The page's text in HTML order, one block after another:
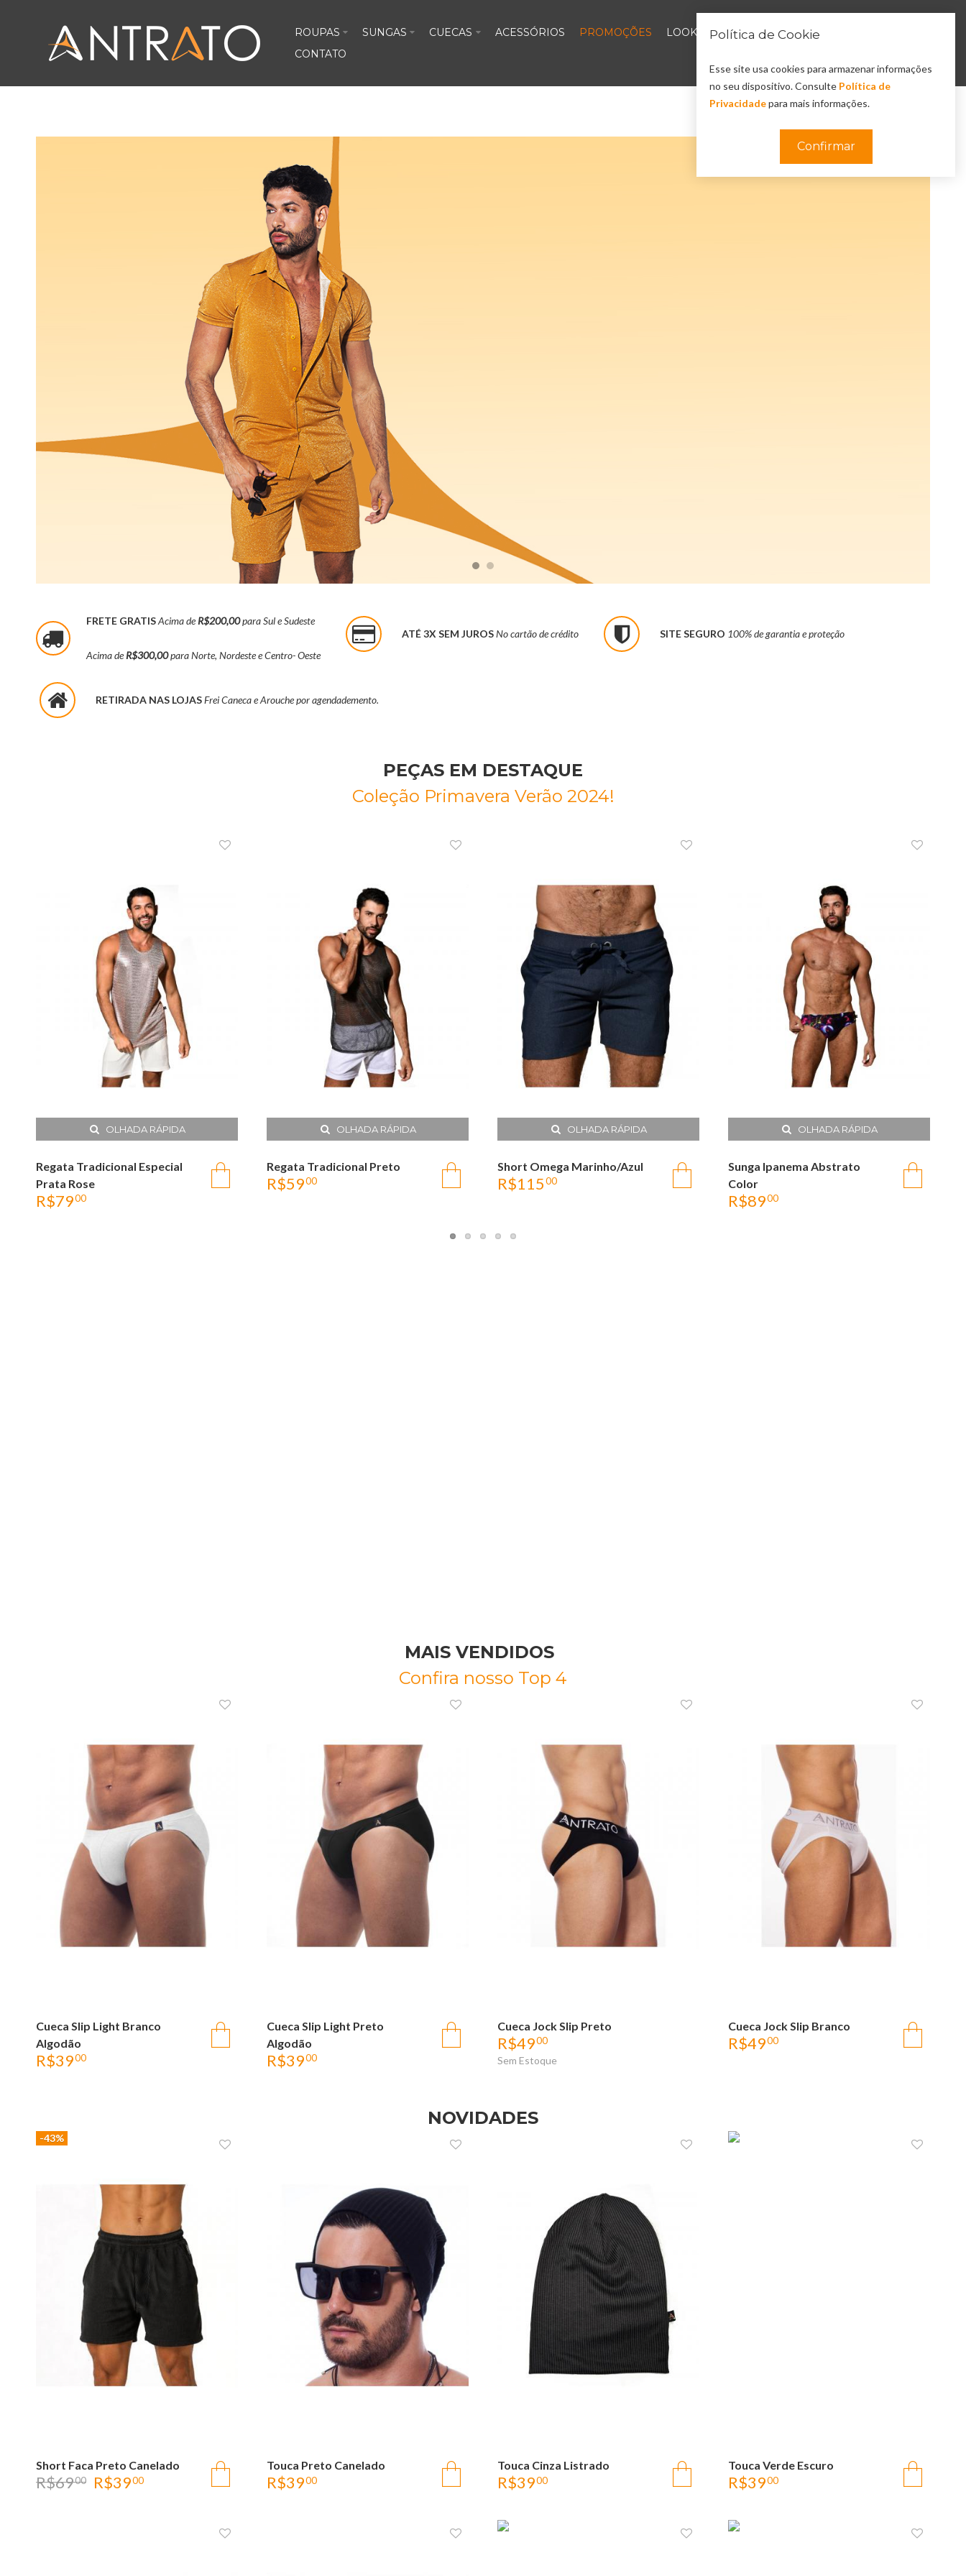
Política de Cookie
Esse site usa cookies para armazenar informações
no seu dispositivo. Consulte Política de
Privacidadepara mais informações.
Confirmar
ROUPAS SUNGAS CUECAS ACESSÓRIOS PROMOÇÕES
LOOKBOOK
CONTATO
FRETE GRATISAcima de R$200,00para Sul e Sudeste
Acima de R$300,00para Norte, Nordeste e Centro- Oeste
ATÉ 3X SEM JUROSNo cartão de crédito SITE SEGURO 100% de garantia e proteção
RETIRADA NAS LOJASFrei Caneca e Arouche por agendademento.
PEÇAS EM DESTAQUE
Coleção Primavera Verão 2024!
OLHADA RÁPIDA
Regata Tradicional Especial
Prata Rose
R$7900
OLHADA RÁPIDA
Regata Tradicional Preto
R$5900
OLHADA RÁPIDA
Short Omega Marinho/Azul
R$11500
OLHADA RÁPIDA
Sunga Ipanema Abstrato
Color
R$8900
MAIS VENDIDOS
Confira nosso Top 4
OLHADA RÁPIDA
Cueca Slip Light Branco
Algodão
R$3900
OLHADA RÁPIDA
Cueca Slip Light Preto
Algodão
R$3900
OLHADA RÁPIDA
Cueca Jock Slip Preto
R$4900
Sem Estoque
OLHADA RÁPIDA
Cueca Jock Slip Branco
R$4900
NOVIDADES
OLHADA RÁPIDA
Short Faca Preto Canelado
R$6900 R$3900
-43%
OLHADA RÁPIDA
Touca Preto Canelado
R$3900
OLHADA RÁPIDA
Touca Cinza Listrado
R$3900
OLHADA RÁPIDA
Touca Verde Escuro
R$3900